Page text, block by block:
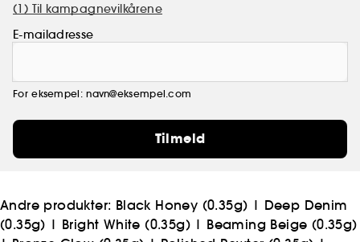
(1) Til kampagnevilkårene
E-mailadresse
For eksempel: navn@eksempel.com
Tilmeld
Andre produkter: Black Honey (0.35g) | Deep Denim
(0.35g) | Bright White (0.35g) | Beaming Beige (0.35g)